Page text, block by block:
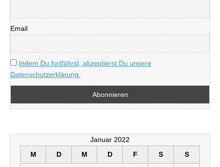
Email
Indem Du fortfährst, akzeptierst Du unsere
Datenschutzerklärung.
Januar 2022
M
D M D F S S